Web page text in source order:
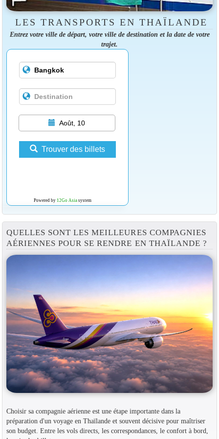
LES TRANSPORTS EN THAÏLANDE
Entrez votre ville de départ, votre ville de destination et la date de votre
trajet.
Août, 10
Trouver des billets
Powered by 12Go Asiasystem
QUELLES SONT LES MEILLEURES COMPAGNIES
AÉRIENNES POUR SE RENDRE EN THAÏLANDE ?
Choisir sa compagnie aérienne est une étape importante dans la
préparation d'un voyage en Thaïlande et souvent décisive pour maîtriser
son budget. Entre les vols directs, les correspondances, le confort à bord,